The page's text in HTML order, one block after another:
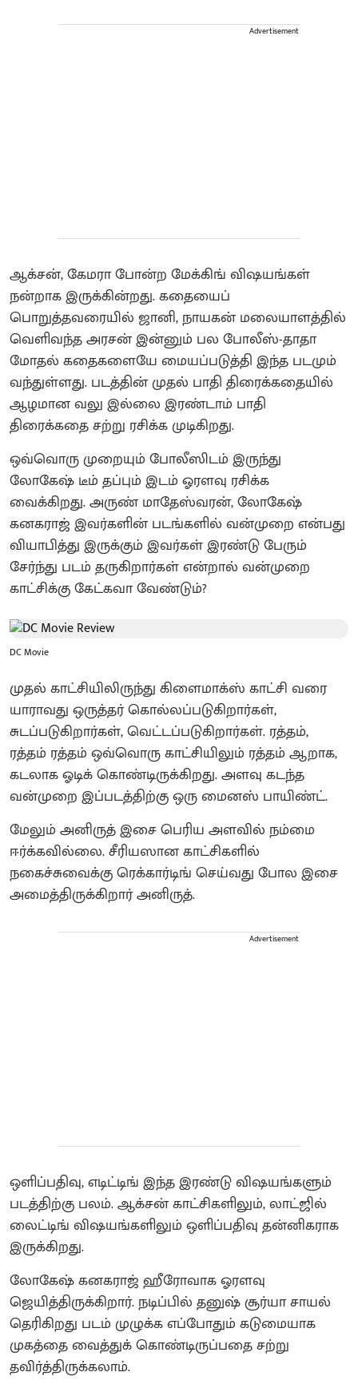
Advertisement
ஆக்சன், கேமரா போன்ற மேக்கிங் விஷயங்கள்
நன்றாக இருக்கின்றது. கதையைப்
பொறுத்தவரையில் ஜானி, நாயகன் மலையாளத்தில்
வெளிவந்த அரசன் இன்னும் பல போலீஸ்-தாதா
மோதல் கதைகளையே மையப்படுத்தி இந்த படமும்
வந்துள்ளது. படத்தின் முதல் பாதி திரைக்கதையில்
ஆழமான வலு இல்லை இரண்டாம் பாதி
திரைக்கதை சற்று ரசிக்க முடிகிறது.
ஒவ்வொரு முறையும் போலீஸிடம் இருந்து
லோகேஷ் டீம் தப்பும் இடம் ஓரளவு ரசிக்க
வைக்கிறது. அருண் மாதேஸ்வரன், லோகேஷ்
கனகராஜ் இவர்களின் படங்களில் வன்முறை என்பது
வியாபித்து இருக்கும் இவர்கள் இரண்டு பேரும்
சேர்ந்து படம் தருகிறார்கள் என்றால் வன்முறை
காட்சிக்கு கேட்கவா வேண்டும்?
DC Movie
முதல் காட்சியிலிருந்து கிளைமாக்ஸ் காட்சி வரை
யாராவது ஒருத்தர் கொல்லப்படுகிறார்கள்,
சுடப்படுகிறார்கள், வெட்டப்படுகிறார்கள். ரத்தம்,
ரத்தம் ரத்தம் ஒவ்வொரு காட்சியிலும் ரத்தம் ஆறாக,
கடலாக ஓடிக் கொண்டிருக்கிறது. அளவு கடந்த
வன்முறை இப்படத்திற்கு ஒரு மைனஸ் பாயிண்ட்.
மேலும் அனிருத் இசை பெரிய அளவில் நம்மை
ஈர்க்கவில்லை. சீரியஸான காட்சிகளில்
நகைச்சுவைக்கு ரெக்கார்டிங் செய்வது போல இசை
அமைத்திருக்கிறார் அனிருத்.
Advertisement
ஒளிப்பதிவு, எடிட்டிங் இந்த இரண்டு விஷயங்களும்
படத்திற்கு பலம். ஆக்சன் காட்சிகளிலும், லாட்ஜில்
லைட்டிங் விஷயங்களிலும் ஒளிப்பதிவு தன்னிகராக
இருக்கிறது.
லோகேஷ் கனகராஜ் ஹீரோவாக ஓரளவு
ஜெயித்திருக்கிறார். நடிப்பில் தனுஷ் சூர்யா சாயல்
தெரிகிறது படம் முழுக்க எப்போதும் கடுமையாக
முகத்தை வைத்துக் கொண்டிருப்பதை சற்று
தவிர்த்திருக்கலாம்.